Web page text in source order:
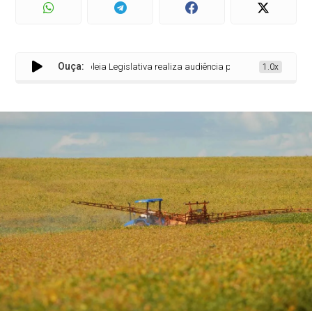
Ouça:
Assembleia Legislativa realiza audiência pública para debater
1.0x